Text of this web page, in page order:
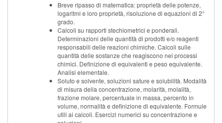
Breve ripasso di matematica: proprietà delle potenze,
logaritmi e loro proprietà, risoluzione di equazioni di 2°
grado.
Calcoli su rapporti stechiometrici e ponderali.
Determinazioni delle quantità di prodotti e/o reagenti
responsabili delle reazioni chimiche. Calcoli sulle
quantità delle sostanze che reagiscono nei processi
chimici. Definizione di equivalenti e peso equivalente.
Analisi elementale.
Soluto e solvente, soluzioni sature e solubilità. Modalità
di misura della concentrazione, molarità, molalità,
frazione molare, percentuale in massa, percento in
volume, normalità e definizione di equivalente. Formule
utili ai calcoli. Esercizi numerici su concentrazione e